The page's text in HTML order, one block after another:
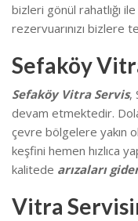
bizleri gönül rahatlığı
rezervuarınızı bizlere
Sefaköy
Sefaköy Vitra Servis,
devam etmektedir.
çevre bölgelere yakın
keşfini hemen hızlıca
kalitede arızaları
Vitra